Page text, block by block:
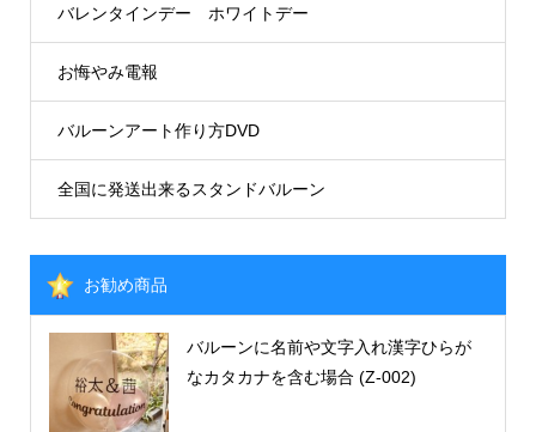
バレンタインデー ホワイトデー
お悔やみ電報
バルーンアート作り方DVD
全国に発送出来るスタンドバルーン
お勧め商品
バルーンに名前や文字入れ漢字ひらが
なカタカナを含む場合 (Z-002)